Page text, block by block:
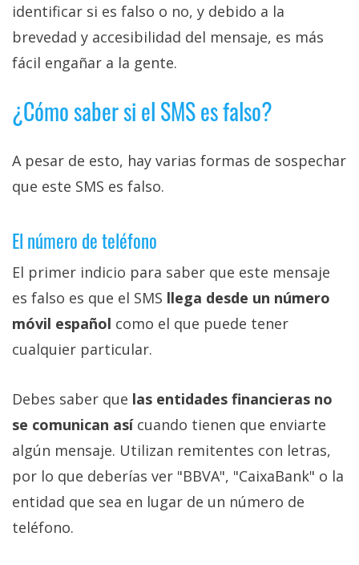
identificar si es falso o no, y debido a la
brevedad y accesibilidad del mensaje, es más
fácil engañar a la gente.
¿Cómo saber si el SMS es falso?
A pesar de esto, hay varias formas de sospechar
que este SMS es falso.
El número de teléfono
El primer indicio para saber que este mensaje
es falso es que el SMS llega desde un número
móvil español como el que puede tener
cualquier particular.
Debes saber que las entidades financieras no
se comunican asícuando tienen que enviarte
algún mensaje. Utilizan remitentes con letras,
por lo que deberías ver "BBVA", "CaixaBank" o la
entidad que sea en lugar de un número de
teléfono.